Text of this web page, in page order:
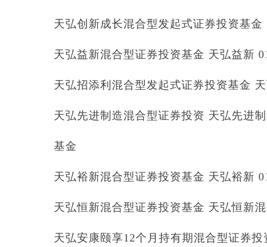
天弘创新成长混合型发起式证券投资基金
天弘益新混合型证券投资基金 天弘益新
天弘招添利混合型发起式证券投资基金
天弘先进制造混合型证券投资 天弘先进
基金
天弘裕新混合型证券投资基金 天弘裕新
天弘恒新混合型证券投资基金 天弘恒新
天弘安康颐享12个月持有期混合型证券